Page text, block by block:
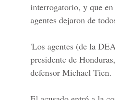
interrogatorio, y que
agentes dejaron de
'Los agentes (de la
presidente de
defensor Michael Tien.